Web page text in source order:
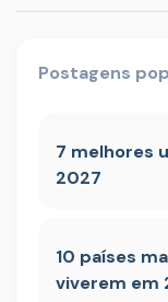
Postagens
7 melhores
2027
10 países
viverem em